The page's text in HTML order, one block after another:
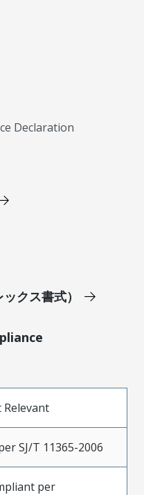
Declaration
クス書式）
Relevant
SJ/T 11365-2006
per